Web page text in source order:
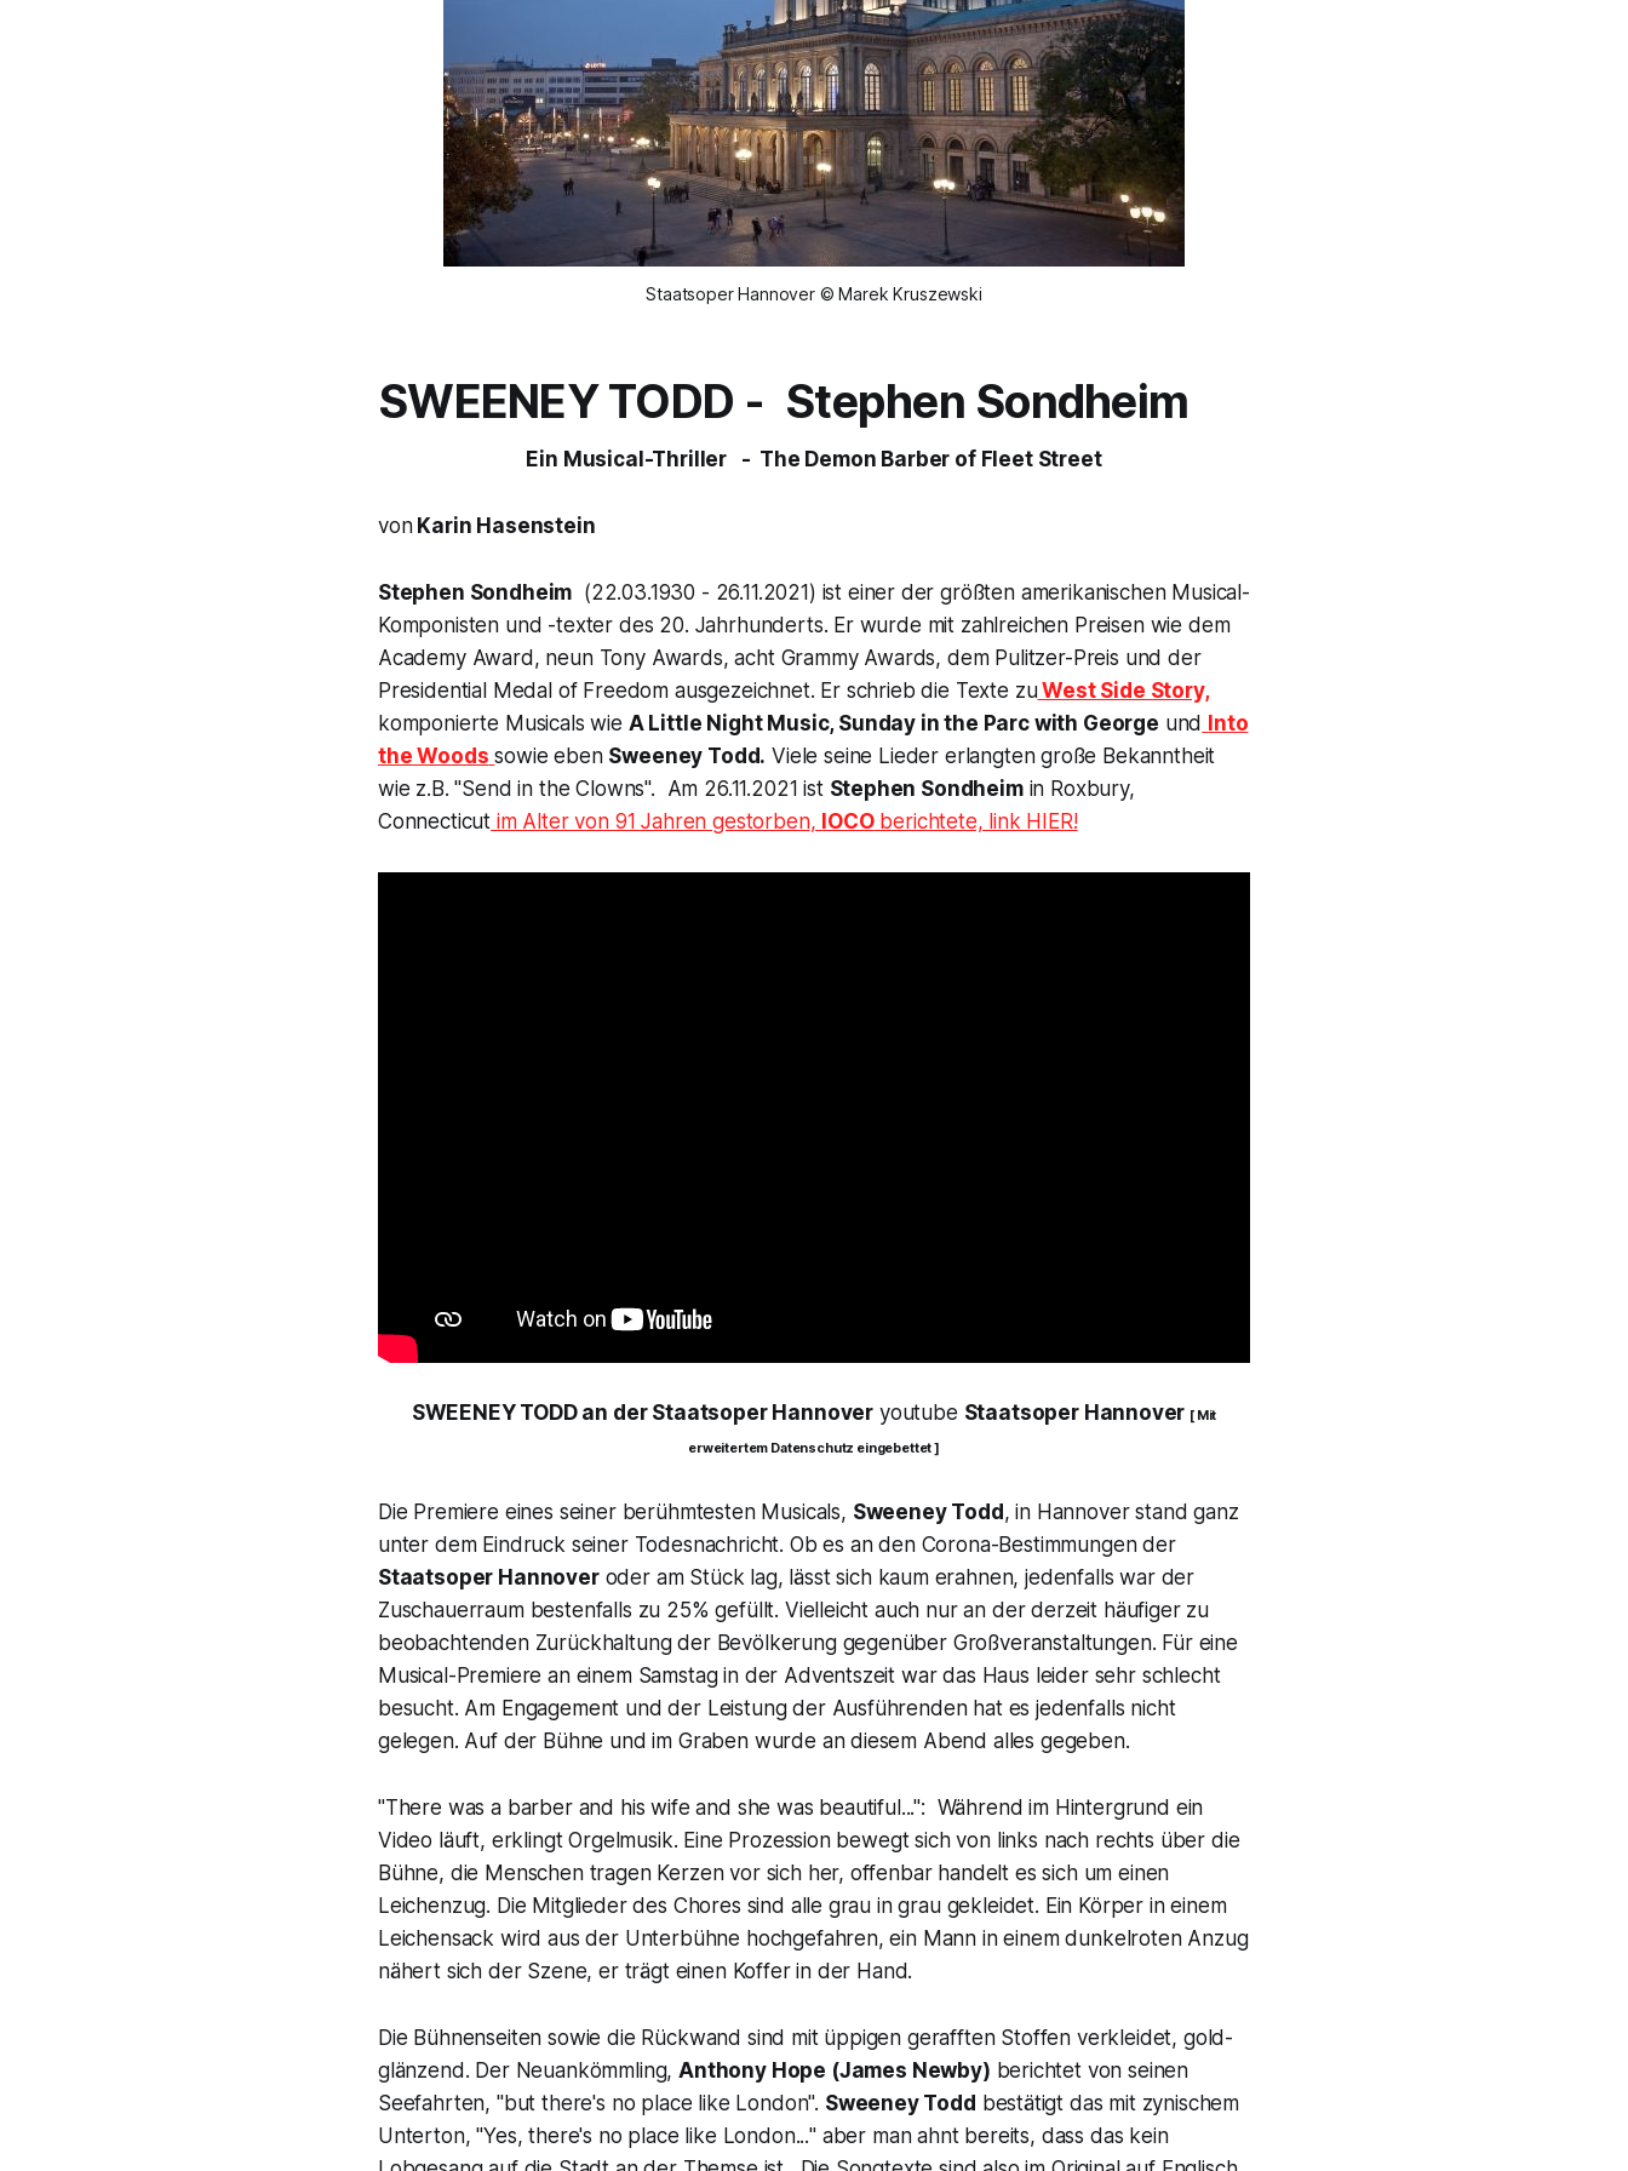
Staatsoper Hannover © Marek Kruszewski
SWEENEY TODD - Stephen Sondheim
Ein Musical-Thriller - The Demon Barber of Fleet Street
vonKarin Hasenstein
Stephen Sondheim (22.03.1930 - 26.11.2021) ist einer der größten amerikanischen Musical-
Komponisten und -texter des 20. Jahrhunderts. Er wurde mit zahlreichen Preisen wie dem
Academy Award, neun Tony Awards, acht Grammy Awards, dem Pulitzer-Preis und der
Presidential Medal of Freedom ausgezeichnet. Er schrieb die Texte zuWest Side Story,
komponierte Musicals wie A Little Night Music, Sunday in the Parc with George und
Into
the Woods sowie eben Sweeney Todd. Viele seine Lieder erlangten große Bekanntheit
wie z.B. "Send in the Clowns". Am 26.11.2021 ist Stephen Sondheimin Roxbury,
Connecticut im Alter von 91 Jahren gestorben, IOCOberichtete, link HIER!
SWEENEY TODD an der Staatsoper Hannover youtube Staatsoper Hannover [ Mit
erweitertem Datenschutz eingebettet ]
Die Premiere eines seiner berühmtesten Musicals, Sweeney Todd , in Hannover stand ganz
unter dem Eindruck seiner Todesnachricht. Ob es an den Corona-Bestimmungen der
Staatsoper Hannoveroder am Stück lag, lässt sich kaum erahnen, jedenfalls war der
Zuschauerraum bestenfalls zu 25% gefüllt. Vielleicht auch nur an der derzeit häufiger zu
beobachtenden Zurückhaltung der Bevölkerung gegenüber Großveranstaltungen. Für eine
Musical-Premiere an einem Samstag in der Adventszeit war das Haus leider sehr schlecht
besucht. Am Engagement und der Leistung der Ausführenden hat es jedenfalls nicht
gelegen. Auf der Bühne und im Graben wurde an diesem Abend alles gegeben.
"There was a barber and his wife and she was beautiful...": Während im Hintergrund ein
Video läuft, erklingt Orgelmusik. Eine Prozession bewegt sich von links nach rechts über die
Bühne, die Menschen tragen Kerzen vor sich her, offenbar handelt es sich um einen
Leichenzug. Die Mitglieder des Chores sind alle grau in grau gekleidet. Ein Körper in einem
Leichensack wird aus der Unterbühne hochgefahren, ein Mann in einem dunkelroten Anzug
nähert sich der Szene, er trägt einen Koffer in der Hand.
Die Bühnenseiten sowie die Rückwand sind mit üppigen gerafften Stoffen verkleidet, gold-
glänzend. Der Neuankömmling,Anthony Hope (James Newby) berichtet von seinen
Seefahrten, "but there's no place like London". Sweeney Todd bestätigt das mit zynischem
Unterton, "Yes, there's no place like London..." aber man ahnt bereits, dass das kein